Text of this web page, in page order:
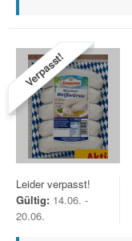
Verpasst!
Leider verpasst!
Gültig: 14.06. -
20.06.